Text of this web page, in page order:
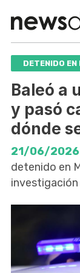
DETENIDO EN
Baleó a
y pasó
dónde
21/06/2026
detenido en